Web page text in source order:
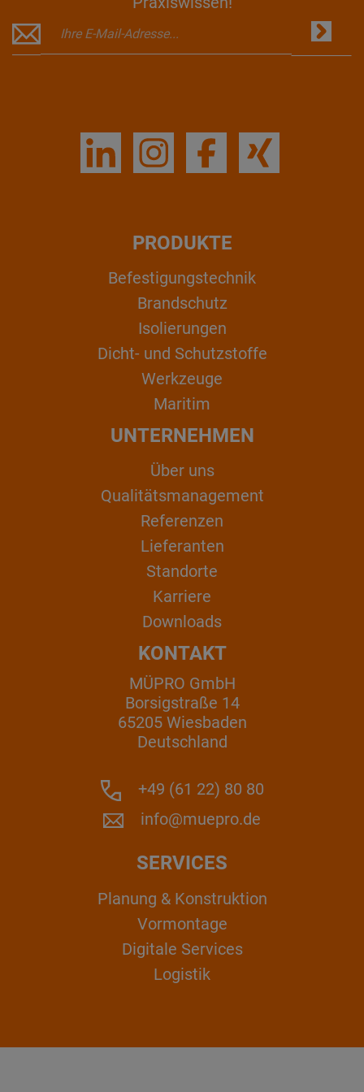
PRODUKTE
Befestigungstechnik
Brandschutz
Isolierungen
Dicht- und Schutzstoffe
Werkzeuge
Maritim
UNTERNEHMEN
Über uns
Qualitätsmanagement
Referenzen
Lieferanten
Standorte
Karriere
Downloads
KONTAKT
MÜPRO GmbH
Borsigstraße 14
65205 Wiesbaden
Deutschland
+49 (61 22) 80 80
info@muepro.de
SERVICES
Planung & Konstruktion
Vormontage
Digitale Services
Logistik